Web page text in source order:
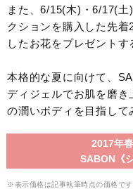
また、6/15(木)・6/17(
クションを購入した先
したお花をプレゼント
本格的な夏に向けて、
ディジェルでお肌を磨
の潤いボディを目指して
2017年
SABON《
※表示価格は記事執筆時点の価格で